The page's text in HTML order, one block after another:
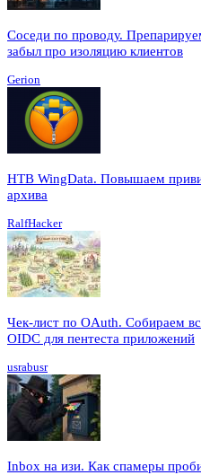
Соседи по проводу.
забыл про изоляцию клиентов
Gerion
HTB WingData. Повышаем
архива
RalfHacker
Чек-лист по OAuth. Собираем
OIDC для пентеста приложений
usrabusr
Inbox на изи. Как спамеры